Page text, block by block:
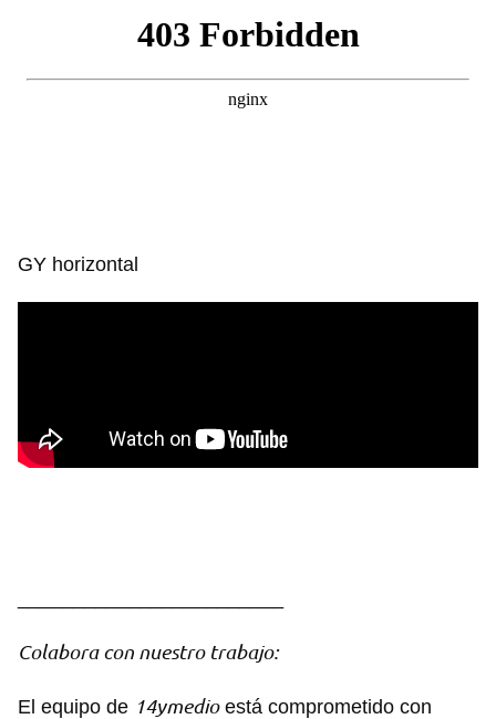
GY horizontal
Colabora con nuestro trabajo:
El equipo de 14ymedioestá comprometido con